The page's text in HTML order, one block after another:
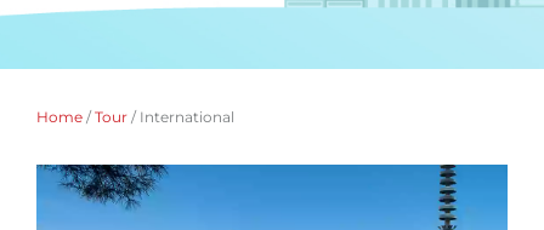
Home /Tour / International